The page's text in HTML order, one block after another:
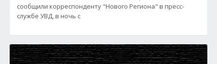
сообщили корреспонденту "Нового Региона" в пресс-
службе УВД, в ночь с